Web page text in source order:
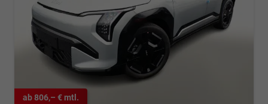
ab 806,– € mtl.